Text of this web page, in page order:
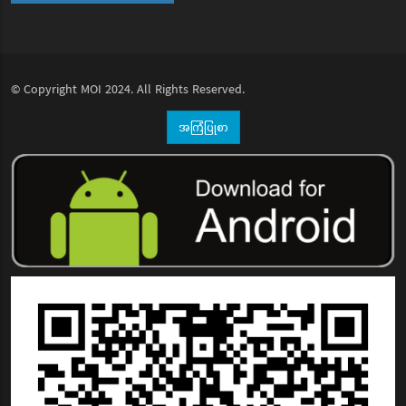
© Copyright MOI 2024. All Rights Reserved.
အကြံပြုစာ